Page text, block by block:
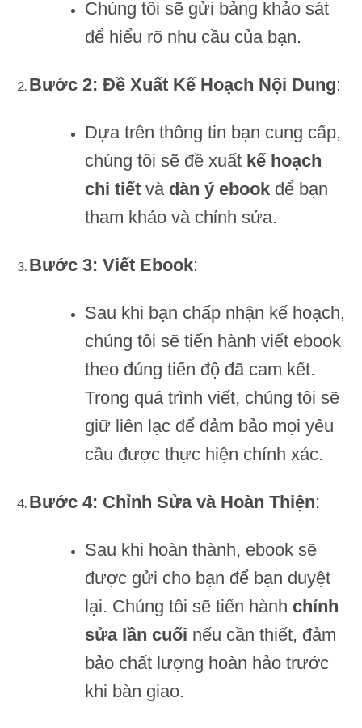
Chúng tôi sẽ gửi bảng khảo sát
để hiểu rõ nhu cầu của bạn.
Bước 2: Đề Xuất Kế Hoạch Nội Dung:
Dựa trên thông tin bạn cung cấp,
chúng tôi sẽ đề xuất kế hoạch
chi tiếtvà dàn ý ebookđể bạn
tham khảo và chỉnh sửa.
Bước 3: Viết Ebook:
Sau khi bạn chấp nhận kế hoạch,
chúng tôi sẽ tiến hành viết ebook
theo đúng tiến độ đã cam kết.
Trong quá trình viết, chúng tôi sẽ
giữ liên lạc để đảm bảo mọi yêu
cầu được thực hiện chính xác.
Bước 4: Chỉnh Sửa và Hoàn Thiện:
Sau khi hoàn thành, ebook sẽ
được gửi cho bạn để bạn duyệt
lại. Chúng tôi sẽ tiến hành chỉnh
sửa lần cuối nếu cần thiết, đảm
bảo chất lượng hoàn hảo trước
khi bàn giao.